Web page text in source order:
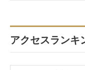
アクセスランキ